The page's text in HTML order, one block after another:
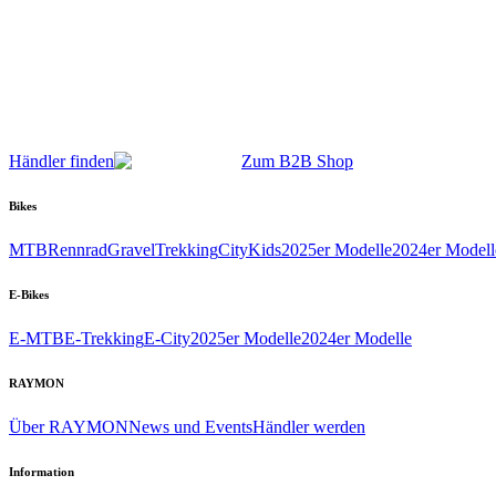
Händler finden Zum B2B Shop
Bikes
MTBRennradGravelTrekkingCityKids2025er Modelle2024er
E-Bikes
E-MTBE-TrekkingE-City2025er Modelle2024er Modelle
RAYMON
Über RAYMONNews und EventsHändler werden
Information